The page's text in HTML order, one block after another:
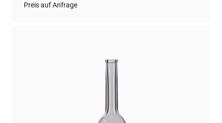
Preis auf Anfrage